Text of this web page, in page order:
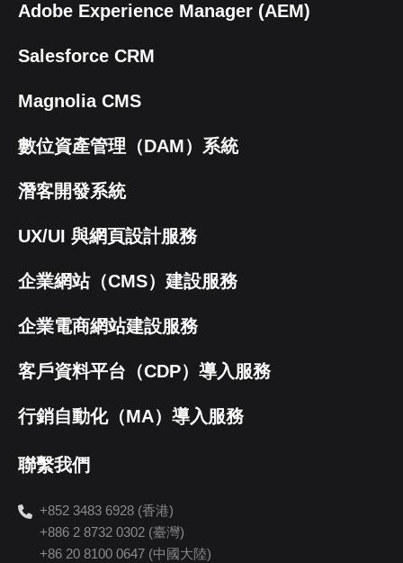
Adobe Experience Manager (AEM)
Salesforce CRM
Magnolia CMS
數位資產管理（DAM）系統
潛客開發系統
UX/UI 與網頁設計服務
企業網站（CMS）建設服務
企業電商網站建設服務
客戶資料平台（CDP）導入服務
行銷自動化（MA）導入服務
聯繫我們
+852 3483 6928 (香港)
+886 2 8732 0302 (臺灣)
+86 20 8100 0647 (中國大陸)